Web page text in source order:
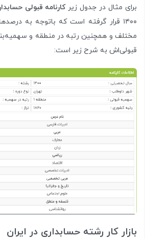
برای مثال در جدول زیرکارنامه قبولی
۱۴۰۰ قرار گرفته است که باتوجه به
مختلف و همچنین رتبه در منطقه و
قبولی‌اش به شرح زیر است:
بازار کار رشته حسابداری در ایران